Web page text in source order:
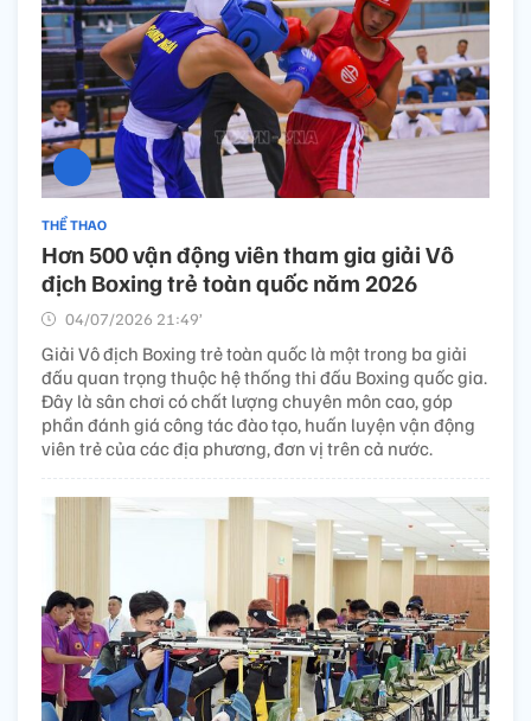
THỂ THAO
Hơn 500 vận động viên tham gia giải Vô
địch Boxing trẻ toàn quốc năm 2026
04/07/2026 21:49’
Giải Vô địch Boxing trẻ toàn quốc là một trong ba giải
đấu quan trọng thuộc hệ thống thi đấu Boxing quốc gia.
Đây là sân chơi có chất lượng chuyên môn cao, góp
phần đánh giá công tác đào tạo, huấn luyện vận động
viên trẻ của các địa phương, đơn vị trên cả nước.